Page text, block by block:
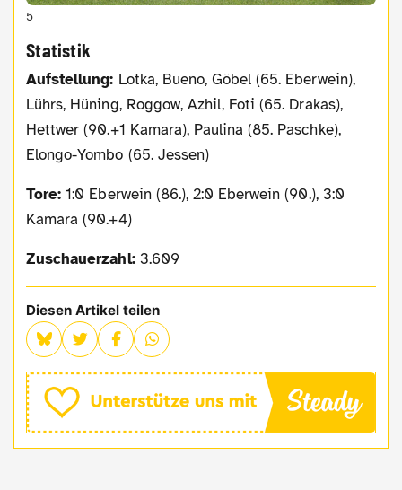
5
Statistik
Aufstellung: Lotka, Bueno, Göbel (65. Eberwein),
Lührs, Hüning, Roggow, Azhil, Foti (65. Drakas),
Hettwer (90.+1 Kamara), Paulina (85. Paschke),
Elongo-Yombo (65. Jessen)
Tore:1:0 Eberwein (86.), 2:0 Eberwein (90.), 3:0
Kamara (90.+4)
Zuschauerzahl: 3.609
Diesen Artikel teilen